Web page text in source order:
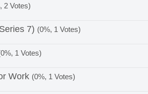
2 Votes)
7) (0%, 1 Votes)
1 Votes)
Work (0%, 1 Votes)